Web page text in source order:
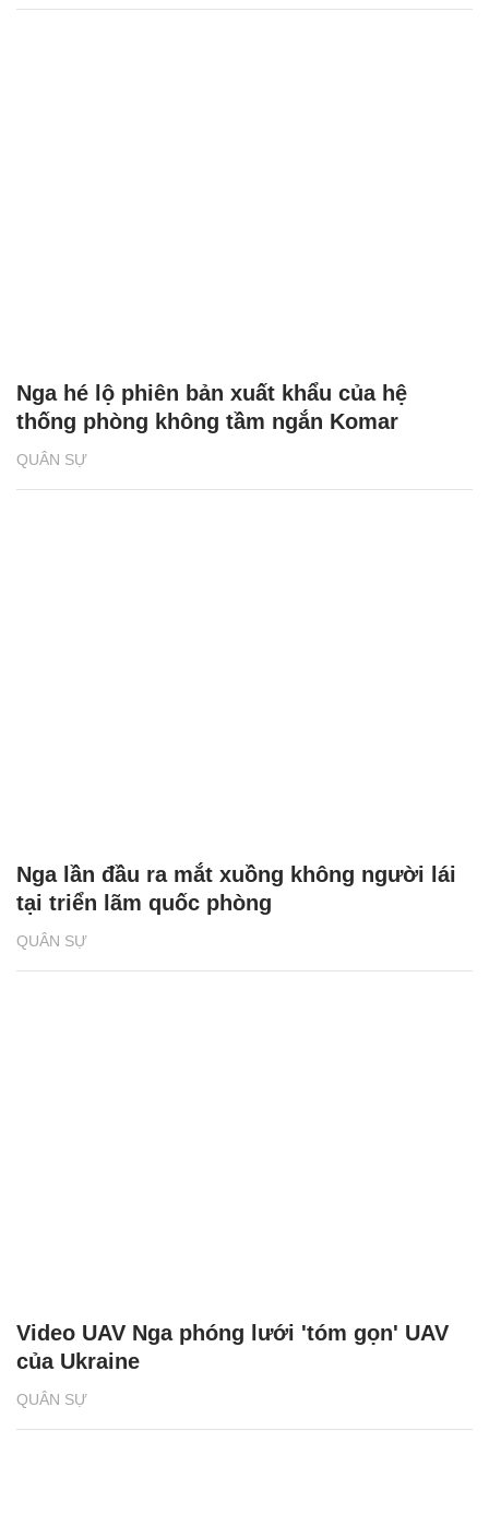
QUÂN SỰ
Nga hé lộ phiên bản xuất khẩu của hệ
thống phòng không tầm ngắn Komar
QUÂN SỰ
Nga lần đầu ra mắt xuồng không người lái
tại triển lãm quốc phòng
QUÂN SỰ
Video UAV Nga phóng lưới 'tóm gọn' UAV
của Ukraine